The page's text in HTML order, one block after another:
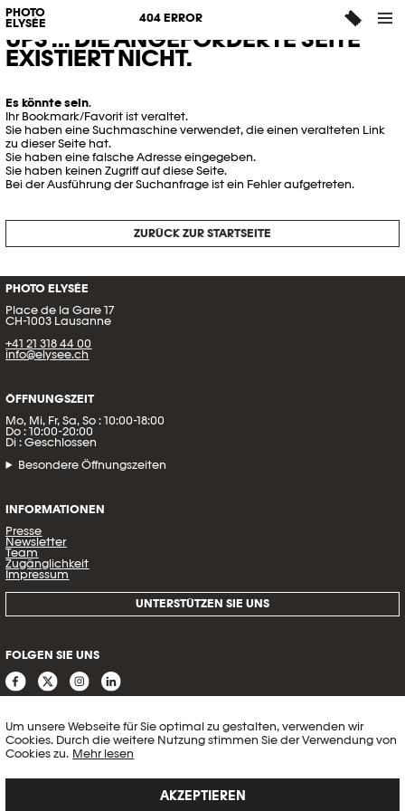
Um unsere Webseite für Sie optimal zu gestalten, verwenden wir
Cookies. Durch die weitere Nutzung stimmen Sie der Verwendung von
Cookies zu. Mehr lesen
AKZEPTIEREN
PHOTO
ELYSÉE
404 ERROR
UPS ... DIE ANGEFORDERTE SEITE
EXISTIERT NICHT.
Es könnte sein.
Ihr Bookmark/Favorit ist veraltet.
Sie haben eine Suchmaschine verwendet, die einen veralteten Link
zu dieser Seite hat.
Sie haben eine falsche Adresse eingegeben.
Sie haben keinen Zugriff auf diese Seite.
Bei der Ausführung der Suchanfrage ist ein Fehler aufgetreten.
ZURÜCK ZUR STARTSEITE
PHOTO ELYSÉE
Place de la Gare 17
CH-1003 Lausanne
+41 21 318 44 00
info@elysee.ch
ÖFFNUNGSZEIT
Mo, Mi, Fr, Sa, So : 10:00-18:00
Do : 10:00-20:00
Di : Geschlossen
Besondere Öffnungszeiten
INFORMATIONEN
Presse
Newsletter
Team
Zugänglichkeit
Impressum
UNTERSTÜTZEN SIE UNS
FOLGEN SIE UNS